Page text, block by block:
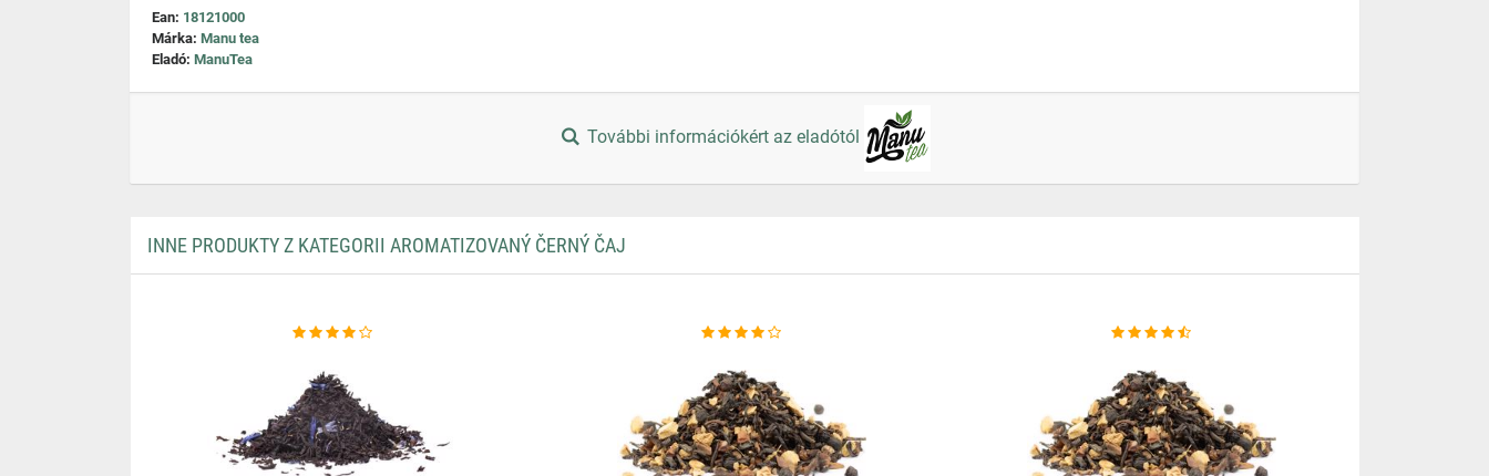
Ean: 18121000
Márka: Manu tea
Eladó: ManuTea
További információkért az eladótól
INNE PRODUKTY Z KATEGORII AROMATIZOVANÝ ČERNÝ ČAJ